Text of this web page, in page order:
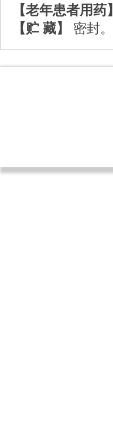
【老年患者用药】
【贮 藏】
密封。